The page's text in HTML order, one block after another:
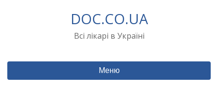
DOC.CO.UA
Всі лікарі в Україні
Меню